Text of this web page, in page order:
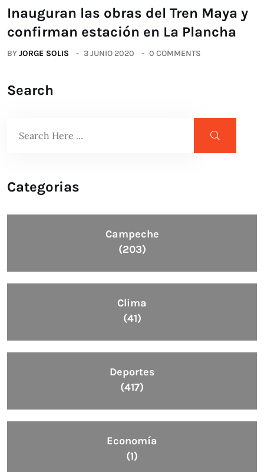
Inauguran las obras del Tren Maya y
confirman estación en La Plancha
BYJORGE SOLIS 3 JUNIO 2020 0 COMMENTS
Search
Categorias
Campeche
(203)
Clima
(41)
Deportes
(417)
Economía
(1)